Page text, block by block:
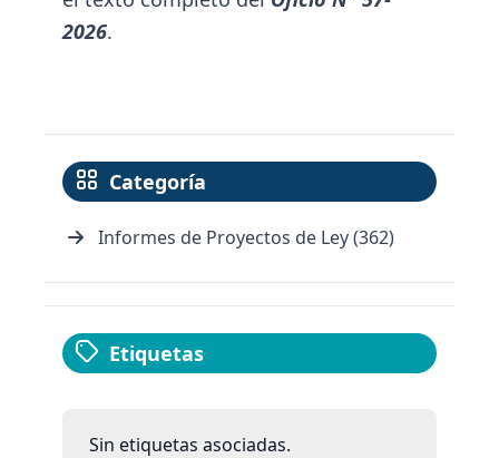
2026.
Categoría
Informes de Proyectos de Ley (362)
Etiquetas
Sin etiquetas asociadas.